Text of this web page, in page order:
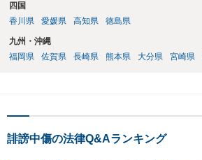
四国
香川県
愛媛県 高知県 徳島県
九州・沖縄
福岡県
佐賀県 長崎県 熊本県 大分県 宮崎県
誹謗中傷の法律Q&Aランキング